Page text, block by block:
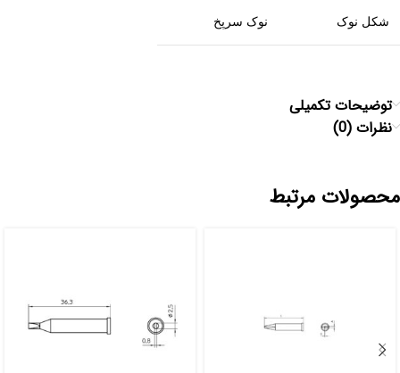
شکل نوک نوک سرپخ
توضیحات تکمیلی
نظرات (0)
محصولات مرتبط